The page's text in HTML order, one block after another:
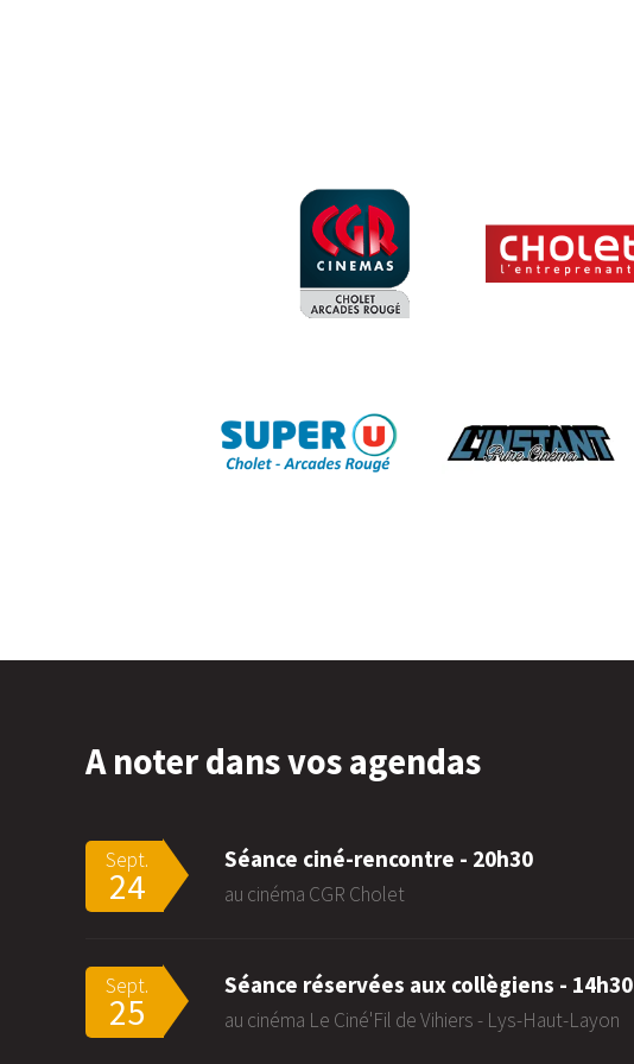
A noter dans vos agendas
Sept.
24
Séance ciné-rencontre - 20h30
au cinéma CGR Cholet
Sept.
25
Séance réservées aux collègiens - 14h30
au cinéma Le Ciné'Fil de Vihiers - Lys-Haut-Layon